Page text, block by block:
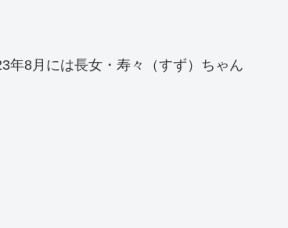
年8月には長女・寿々（すず）ちゃん